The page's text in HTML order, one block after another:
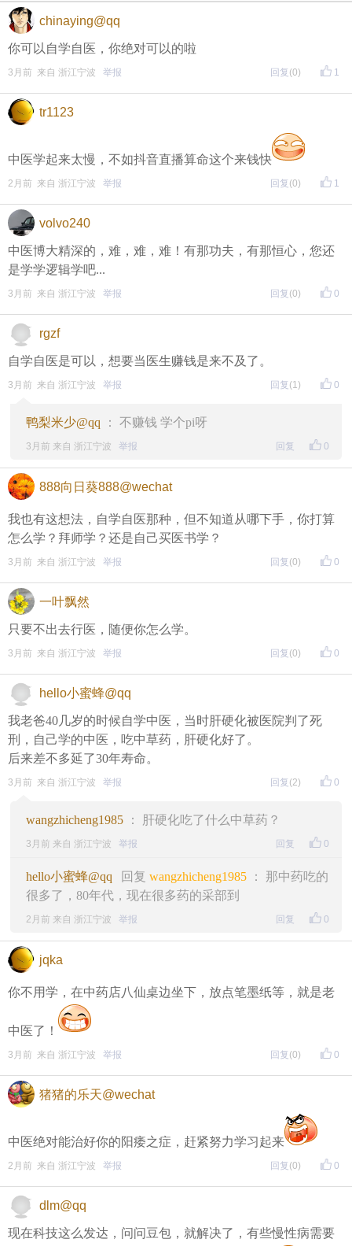
chinaying@qq
你可以自学自医，你绝对可以的啦
1
3月前 来自 浙江宁波 举报 回复 (0)
tr1123
中医学起来太慢，不如抖音直播算命这个来钱快
1
2月前 来自 浙江宁波 举报 回复 (0)
volvo240
中医博大精深的，难，难，难！有那功夫，有那恒心，您还
是学学逻辑学吧...
0
3月前 来自 浙江宁波 举报 回复 (0)
rgzf
自学自医是可以，想要当医生赚钱是来不及了。
0
3月前 来自 浙江宁波 举报 回复 (1)
鸭梨米少@qq ： 不赚钱 学个pi呀
0
3月前 来自 浙江宁波 举报 回复
888向日葵888@wechat
我也有这想法，自学自医那种，但不知道从哪下手，你打算
怎么学？拜师学？还是自己买医书学？
0
3月前 来自 浙江宁波 举报 回复 (0)
一叶飘然
只要不出去行医，随便你怎么学。
0
3月前 来自 浙江宁波 举报 回复 (0)
hello小蜜蜂@qq
我老爸40几岁的时候自学中医，当时肝硬化被医院判了死
刑，自己学的中医，吃中草药，肝硬化好了。
后来差不多延了30年寿命。
0
3月前 来自 浙江宁波 举报 回复 (2)
wangzhicheng1985 ： 肝硬化吃了什么中草药？
0
3月前 来自 浙江宁波 举报 回复
hello小蜜蜂@qq 回复 wangzhicheng1985 ： 那中药吃的
很多了，80年代，现在很多药的采部到
0
2月前 来自 浙江宁波 举报 回复
jqka
你不用学，在中药店八仙桌边坐下，放点笔墨纸等，就是老
中医了！
0
3月前 来自 浙江宁波 举报 回复 (0)
猪猪的乐天@wechat
中医绝对能治好你的阳痿之症，赶紧努力学习起来
0
2月前 来自 浙江宁波 举报 回复 (0)
dlm@qq
现在科技这么发达，问问豆包，就解决了，有些慢性病需要